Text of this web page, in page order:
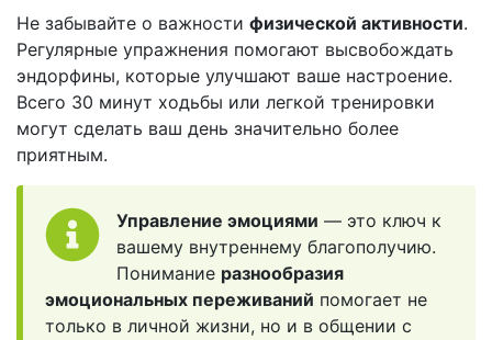
Не забывайте о важности физической активности.
Регулярные упражнения помогают высвобождать
эндорфины, которые улучшают ваше настроение.
Всего 30 минут ходьбы или легкой тренировки
могут сделать ваш день значительно более
приятным.
Управление эмоциями — это ключ к
вашему внутреннему благополучию.
Понимание разнообразия
эмоциональных переживаний помогает не
только в личной жизни, но и в общении с